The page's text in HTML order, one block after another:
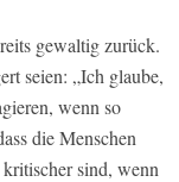
gewaltig zurück.
seien: „Ich glaube,
wenn so
die Menschen
sind, wenn